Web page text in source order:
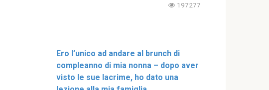
197277
Ero l’unico ad andare al brunch di
compleanno di mia nonna – dopo aver
visto le sue lacrime, ho dato una